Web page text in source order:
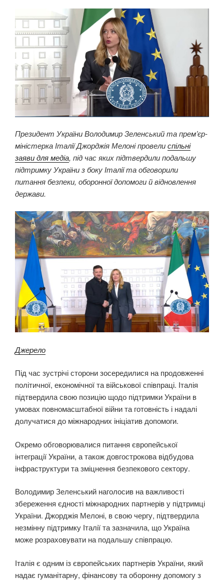
Президент України Володимир Зеленський та прем’єр-
міністерка Італії Джорджія Мелоні провелиспільні
заяви для медіа, під час яких підтвердили подальшу
підтримку України з боку Італії та обговорили
питання безпеки, оборонної допомоги й відновлення
держави.
Джерело
Під час зустрічі сторони зосередилися на продовженні
політичної, економічної та військової співпраці. Італія
підтвердила свою позицію щодо підтримки України в
умовах повномасштабної війни та готовність і надалі
долучатися до міжнародних ініціатив допомоги.
Окремо обговорювалися питання європейської
інтеграції України, а також довгострокова відбудова
інфраструктури та зміцнення безпекового сектору.
Володимир Зеленський наголосив на важливості
збереження єдності міжнародних партнерів у підтримці
України. Джорджія Мелоні, в свою чергу, підтвердила
незмінну підтримку Італії та зазначила, що Україна
може розраховувати на подальшу співпрацю.
Італія є одним із європейських партнерів України, який
надає гуманітарну, фінансову та оборонну допомогу з